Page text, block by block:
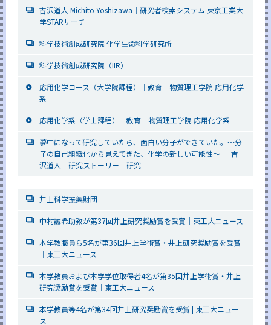
吉沢道人 Michito Yoshizawa｜研究者検索システム 東京工業大
学STARサーチ
科学技術創成研究院 化学生命科学研究所
科学技術創成研究院（IIR）
応用化学コース（大学院課程）｜教育｜物質理工学院 応用化学
系
応用化学系（学士課程）｜教育｜物質理工学院 応用化学系
夢中になって研究していたら、面白い分子ができていた。～分
子の自己組織化から見えてきた、化学の新しい可能性～ ― 吉
沢道人｜研究ストーリー｜研究
井上科学振興財団
中村誠希助教が第37回井上研究奨励賞を受賞｜東工大ニュース
本学教職員ら5名が第36回井上学術賞・井上研究奨励賞を受賞
｜東工大ニュース
本学教員および本学学位取得者4名が第35回井上学術賞・井上
研究奨励賞を受賞｜東工大ニュース
本学教員等4名が第34回井上研究奨励賞を受賞 | 東工大ニュー
ス